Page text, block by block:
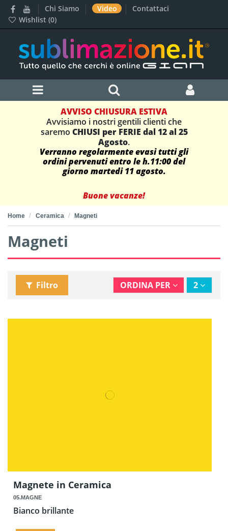
Chi Siamo Video
Contattaci
Wishlist (0)
AVVISO CHIUSURA ESTIVA
Avvisiamo i nostri gentili clienti che
saremo CHIUSI per FERIE dal 12 al 25
Agosto.
Verranno regolarmente evasi tutti gli
ordini pervenuti entro le h.11:00 del
giorno martedi 11 agosto.
Buone vacanze!
Home Ceramica Magneti
Magneti
Filtro ORDINA PER 2
Magnete in Ceramica
05.MAGNE
Bianco brillante